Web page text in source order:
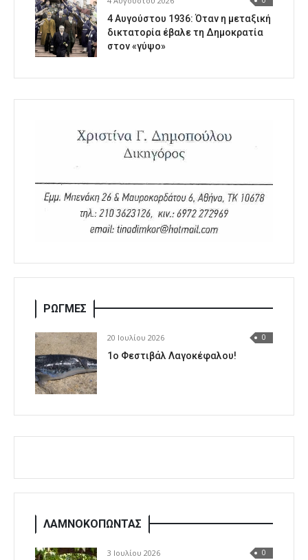
4 Αυγούστου 1936: Όταν η μεταξική
δικτατορία έβαλε τη Δημοκρατία
στον «γύψο»
ΡΩΓΜΕΣ
20 Ιουλίου 2026 0
1o Φεστιβάλ Λαγοκέφαλου!
ΛΑΜΝΟΚΟΠΩΝΤΑΣ
3 Ιουλίου 2026 0